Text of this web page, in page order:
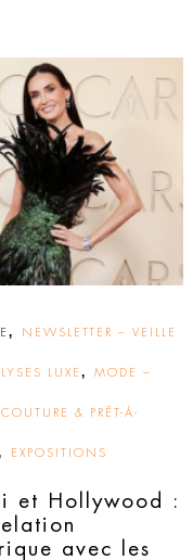
, NEWSLETTER – VEILLE
LUXE , MODE –
& PRÊT-À-
EXPOSITIONS
et Hollywood :
avec les